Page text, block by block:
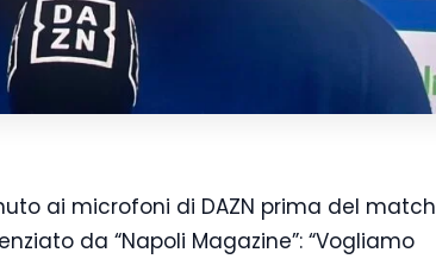
ai microfoni di DAZN prima del match
da “Napoli Magazine”: “Vogliamo